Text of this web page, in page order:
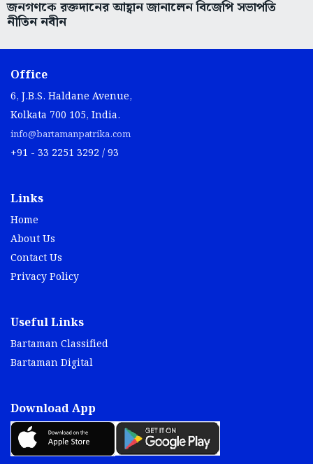
জনগণকে রক্তদানের আহ্বান জানালেন বিজেপি সভাপতি
নীতিন নবীন
Office
6, J.B.S. Haldane Avenue,
Kolkata 700 105, India.
info@bartamanpatrika.com
+91 - 33 2251 3292 / 93
Links
Home
About Us
Contact Us
Privacy Policy
Useful Links
Bartaman Classified
Bartaman Digital
Download App